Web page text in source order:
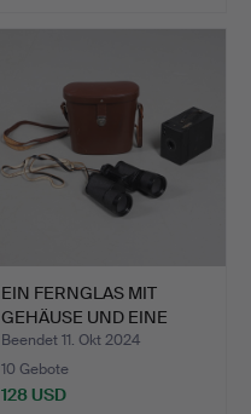
EIN FERNGLAS MIT
GEHÄUSE UND EINE
VINTAGE-…
Beendet 11. Okt 2024
10 Gebote
128 USD